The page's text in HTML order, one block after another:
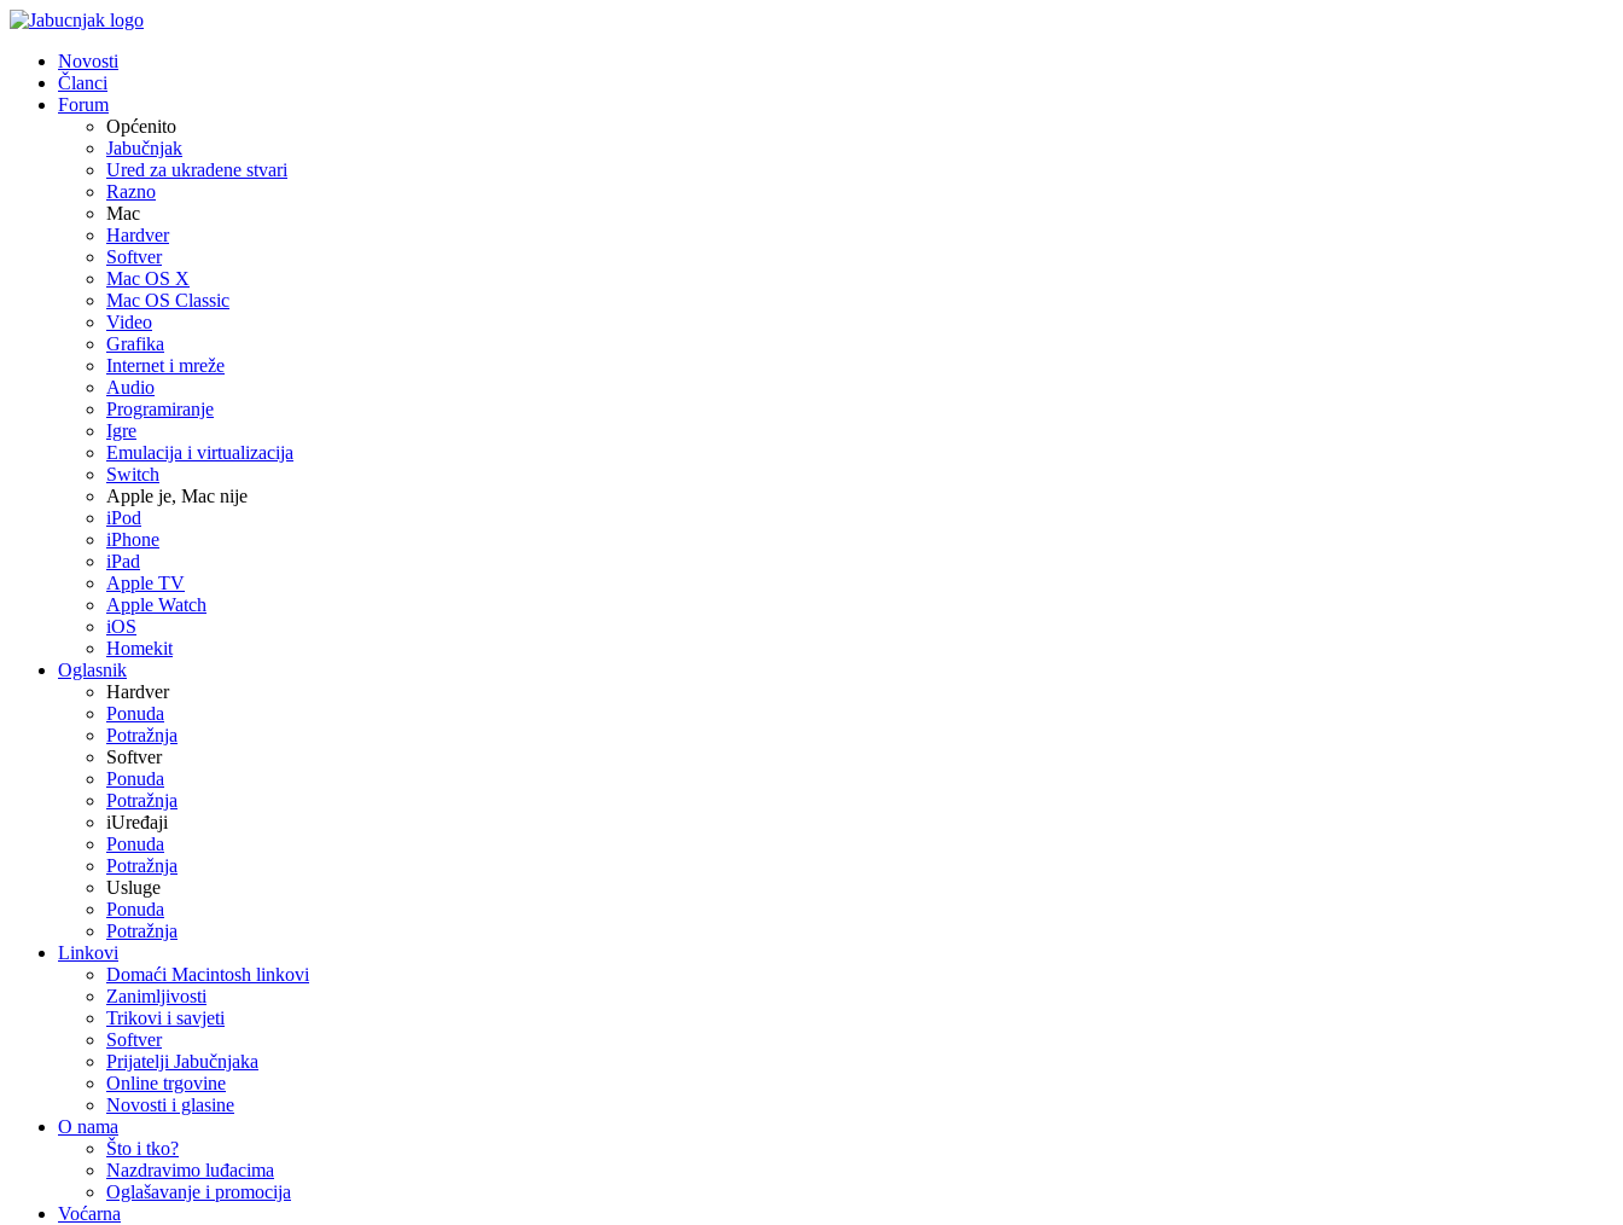
Novosti
Članci
Forum
Općenito
Jabučnjak
Ured za ukradene stvari
Razno
Mac
Hardver
Softver
Mac OS X
Mac OS Classic
Video
Grafika
Internet i mreže
Audio
Programiranje
Igre
Emulacija i virtualizacija
Switch
Apple je, Mac nije
iPod
iPhone
iPad
Apple TV
Apple Watch
iOS
Homekit
Oglasnik
Hardver
Ponuda
Potražnja
Softver
Ponuda
Potražnja
iUređaji
Ponuda
Potražnja
Usluge
Ponuda
Potražnja
Linkovi
Domaći Macintosh linkovi
Zanimljivosti
Trikovi i savjeti
Softver
Prijatelji Jabučnjaka
Online trgovine
Novosti i glasine
O nama
Što i tko?
Nazdravimo luđacima
Oglašavanje i promocija
Voćarna